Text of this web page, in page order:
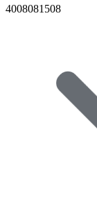
4008081508